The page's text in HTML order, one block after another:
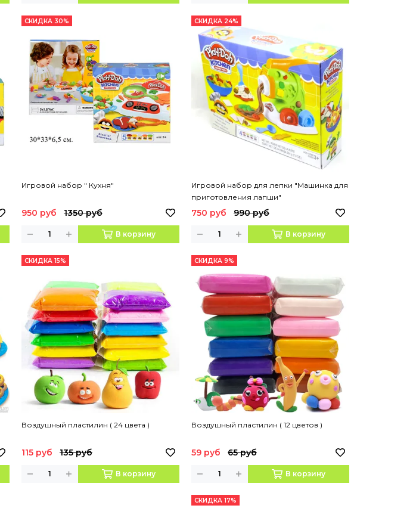
СКИДКА 30%
Игровой набор " Кухня"
950 руб 1350 руб
В корзину
СКИДКА 24%
Игровой набор для лепки "Машинка для
приготовления лапши"
750 руб 990 руб
В корзину
СКИДКА 15%
Воздушный пластилин ( 24 цвета )
115 руб 135 руб
В корзину
СКИДКА 9%
Воздушный пластилин ( 12 цветов )
59 руб 65 руб
В корзину
СКИДКА 17%